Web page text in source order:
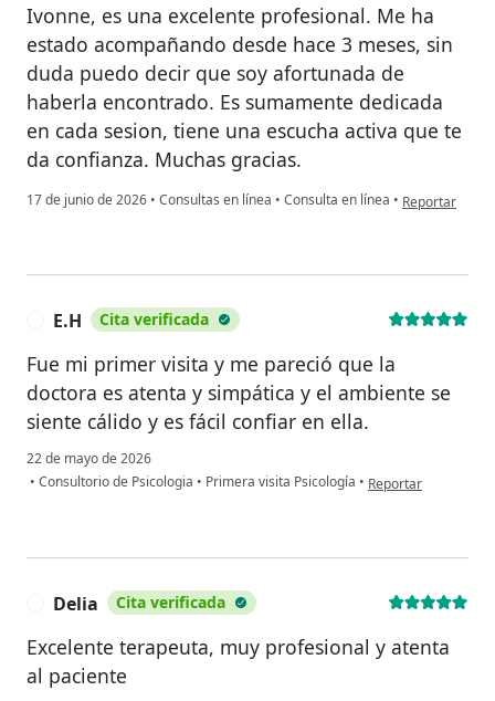
Ivonne, es una excelente profesional. Me ha
estado acompañando desde hace 3 meses, sin
duda puedo decir que soy afortunada de
haberla encontrado. Es sumamente dedicada
en cada sesion, tiene una escucha activa que te
da confianza. Muchas gracias.
17 de junio de 2026 • Consultas en línea • Consulta en línea • en opinión del
Reportar
E.H Cita verificada
Fue mi primer visita y me pareció que la
doctora es atenta y simpática y el ambiente se
siente cálido y es fácil confiar en ella.
22 de mayo de 2026
• Consultorio de Psicologia • Primera visita Psicología • en opinión del
Reportar
Delia Cita verificada
Excelente terapeuta, muy profesional y atenta
al paciente